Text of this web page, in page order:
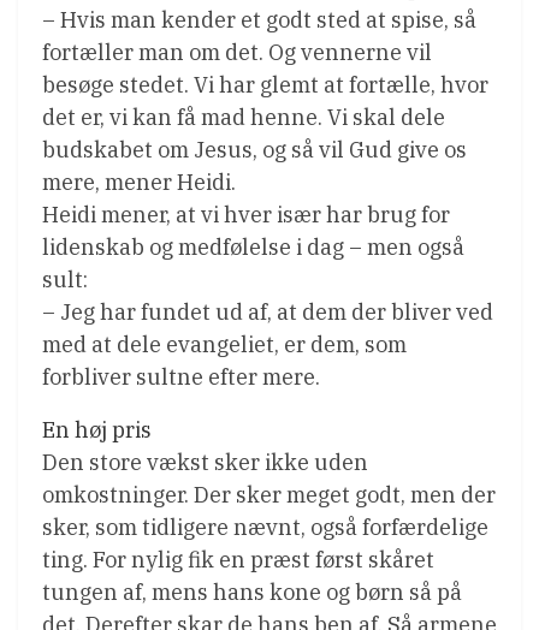
– Hvis man kender et godt sted at spise, så
fortæller man om det. Og vennerne vil
besøge stedet. Vi har glemt at fortælle, hvor
det er, vi kan få mad henne. Vi skal dele
budskabet om Jesus, og så vil Gud give os
mere, mener Heidi.
Heidi mener, at vi hver især har brug for
lidenskab og medfølelse i dag – men også
sult:
– Jeg har fundet ud af, at dem der bliver ved
med at dele evangeliet, er dem, som
forbliver sultne efter mere.
En høj pris
Den store vækst sker ikke uden
omkostninger. Der sker meget godt, men der
sker, som tidligere nævnt, også forfærdelige
ting. For nylig fik en præst først skåret
tungen af, mens hans kone og børn så på
det. Derefter skar de hans ben af. Så armene